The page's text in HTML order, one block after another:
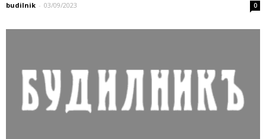
budilnik - 03/09/2023 0